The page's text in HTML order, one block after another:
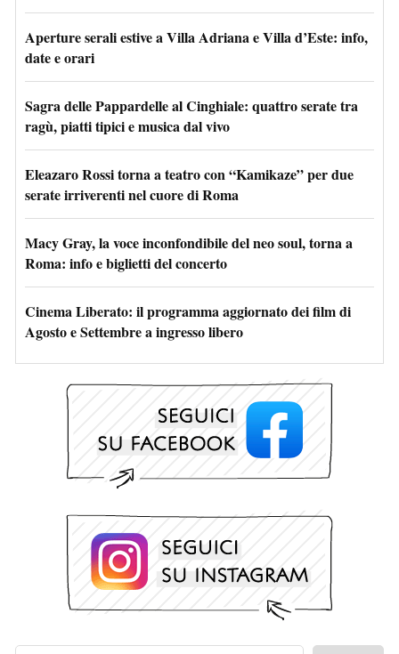
Aperture serali estive a Villa Adriana e Villa d’Este: info,
date e orari
Sagra delle Pappardelle al Cinghiale: quattro serate tra
ragù, piatti tipici e musica dal vivo
Eleazaro Rossi torna a teatro con “Kamikaze” per due
serate irriverenti nel cuore di Roma
Macy Gray, la voce inconfondibile del neo soul, torna a
Roma: info e biglietti del concerto
Cinema Liberato: il programma aggiornato dei film di
Agosto e Settembre a ingresso libero